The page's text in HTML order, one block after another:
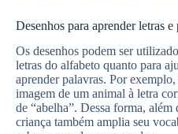
Desenhos para aprender letras e
Os desenhos podem ser
letras do alfabeto quanto para
aprender palavras. Por
imagem de um animal à letra
de “abelha”. Dessa forma, além
criança também amplia seu